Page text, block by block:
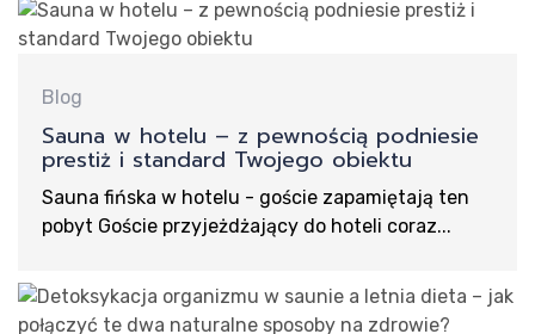
Blog
Sauna w hotelu – z pewnością podniesie
prestiż i standard Twojego obiektu
Sauna fińska w hotelu - goście zapamiętają ten
pobyt Goście przyjeżdżający do hoteli coraz...